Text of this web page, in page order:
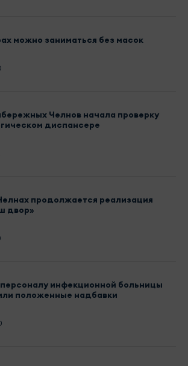
можно заниматься без масок
Челнов начала проверку
диспансере
продолжается реализация
двор»
инфекционной больницы
положенные надбавки